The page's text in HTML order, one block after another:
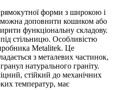
форми з широкою і
доповнити кошиком або
функціональну складову.
стільницю. Особливістю
Metalitek. Це
з металевих частинок,
натурального граніту.
стійкий до механічних
температур, має